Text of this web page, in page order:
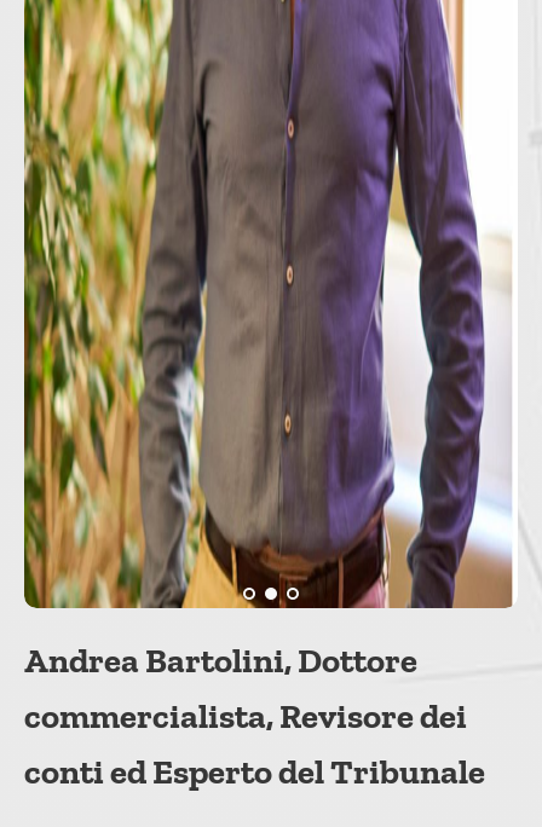
Andrea Bartolini, Dottore
commercialista, Revisore dei
conti ed Esperto del Tribunale